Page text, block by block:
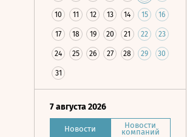
10 11 12 13 14 15 16
17 18 19 20 21 22 23
24 25 26 27 28 29 30
31
7 августа 2026
Новости Новости
компаний